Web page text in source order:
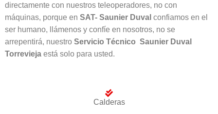
directamente con nuestros teleoperadores, no con
máquinas, porque en SAT- Saunier Duval confiamos en el
ser humano, llámenos y confíe en nosotros, no se
arrepentirá, nuestro Servicio Técnico Saunier Duval
Torrevieja está solo para usted.
Calderas